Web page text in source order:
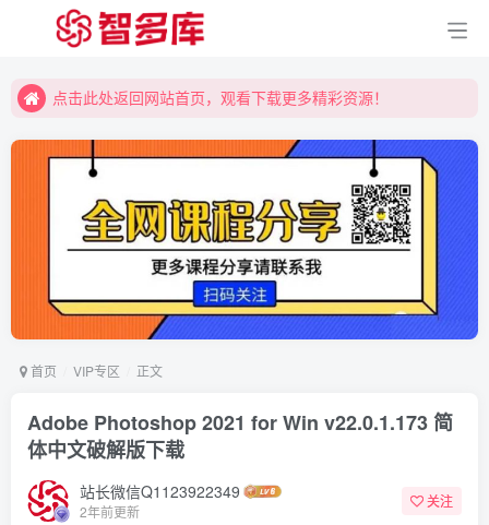
点击此处返回网站首页，观看下载更多精彩资源！
点击此处返回网站首页，观看下载更多精彩资源！
首页 VIP专区 正文
Adobe Photoshop 2021 for Win v22.0.1.173 简
体中文破解版下载
站长微信Q1123922349
2年前更新
关注